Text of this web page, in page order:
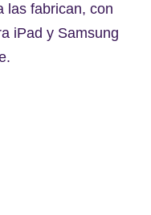
las fabrican, con
iPad y Samsung